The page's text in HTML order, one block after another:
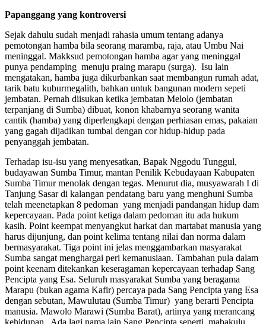
Papanggang yang kontroversi
Sejak dahulu sudah menjadi rahasia umum tentang adanya
pemotongan hamba bila seorang maramba, raja, atau Umbu Nai
meninggal. Makksud pemotongan hamba agar yang meninggal
punya pendamping menuju praing marapu (surga). Isu lain
mengatakan, hamba juga dikurbankan saat membangun rumah adat,
tarik batu kuburmegalith, bahkan untuk bangunan modern sepeti
jembatan. Pernah diisukan ketika jembatan Melolo (jembatan
terpanjang di Sumba) dibuat, konon khabarnya seorang wanita
cantik (hamba) yang diperlengkapi dengan perhiasan emas, pakaian
yang gagah dijadikan tumbal dengan cor hidup-hidup pada
penyanggah jembatan.
Terhadap isu-isu yang menyesatkan, Bapak Nggodu Tunggul,
budayawan Sumba Timur, mantan Penilik Kebudayaan Kabupaten
Sumba Timur menolak dengan tegas. Menurut dia, musyawarah I di
Tanjung Sasar di kalangan pendatang baru yang menghuni Sumba
telah meenetapkan 8 pedoman yang menjadi pandangan hidup dam
kepercayaan. Pada point ketiga dalam pedoman itu ada hukum
kasih. Point keempat menyangkut harkat dan martabat manusia yang
harus dijunjung, dan point kelima tentang nilai dan norma dalam
bermasyarakat. Tiga point ini jelas menggambarkan masyarakat
Sumba sangat menghargai peri kemanusiaan. Tambahan pula dalam
point keenam ditekankan keseragaman kepercayaan terhadap Sang
Pencipta yang Esa. Seluruh masyarakat Sumba yang beragama
Marapu (bukan agama Kafir) percaya pada Sang Pencipta yang Esa
dengan sebutan, Mawulutau (Sumba Timur) yang berarti Pencipta
manusia. Mawolo Marawi (Sumba Barat), artinya yang merancang
kehidupan. Ada lagi nama lain Sang Pencipta seperti, mabakulu